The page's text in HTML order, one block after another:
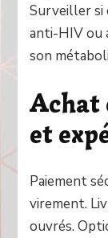
Surveiller si
anti-HIV ou
son
Achat
et
Paiement
virement.
ouvrés.